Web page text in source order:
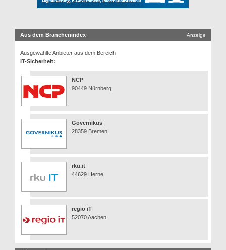
Aus dem Branchenindex Anzeige
Ausgewählte Anbieter aus dem Bereich
IT-Sicherheit:
NCP
90449 Nürnberg
Governikus
28359 Bremen
rku.it
44629 Herne
regio iT
52070 Aachen